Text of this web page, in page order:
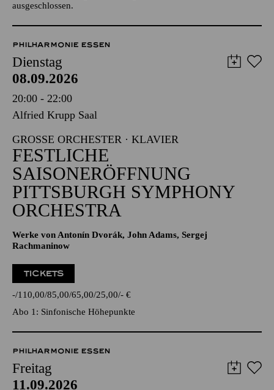
ausgeschlossen.
PHILHARMONIE ESSEN
Dienstag
08.09.2026
20:00 - 22:00
Alfried Krupp Saal
GROSSE ORCHESTER · KLAVIER
FESTLICHE
SAISONERÖFFNUNG
PITTSBURGH SYMPHONY
ORCHESTRA
Werke von Antonín Dvorák, John Adams, Sergej
Rachmaninow
TICKETS
- 110,00 85,00 65,00 25,00 - €
Abo 1: Sinfonische Höhepunkte
PHILHARMONIE ESSEN
Freitag
11.09.2026